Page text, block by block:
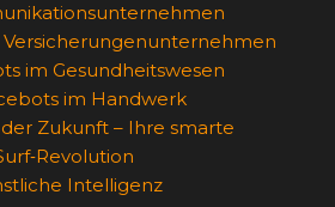
Versicherungenunternehmen
im Gesundheitswesen
im Handwerk
der Zukunft – Ihre smarte
Intelligenz